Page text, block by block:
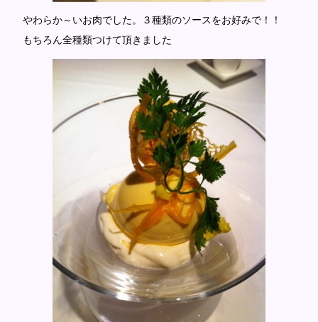
やわらか～いお肉でした。３種類のソースをお好みで！！
もちろん全種類つけて頂きました